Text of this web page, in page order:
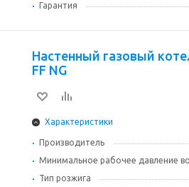
Гарантия
Настенный газовый
FF NG
Характеристики
Производитель
Минимальное рабочее давление
Тип розжига